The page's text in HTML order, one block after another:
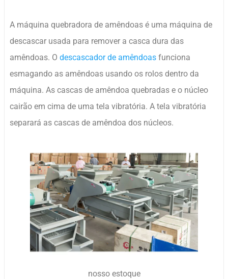
A máquina quebradora de amêndoas é uma máquina de
descascar usada para remover a casca dura das
amêndoas. O descascador de amêndoas funciona
esmagando as amêndoas usando os rolos dentro da
máquina. As cascas de amêndoa quebradas e o núcleo
cairão em cima de uma tela vibratória. A tela vibratória
separará as cascas de amêndoa dos núcleos.
nosso estoque